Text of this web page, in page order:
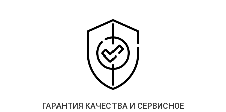
ГАРАНТИЯ КАЧЕСТВА И СЕРВИСНОЕ